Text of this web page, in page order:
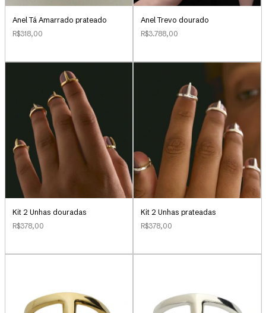
Anel Tá Amarrado prateado
R$318,00
Anel Trevo dourado
R$3.788,00
Kit 2 Unhas douradas
R$378,00
Kit 2 Unhas prateadas
R$378,00